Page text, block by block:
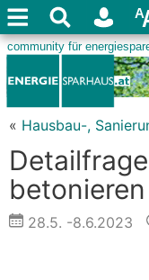
« Hausbau-,
betonieren
28.5. -8.6.2023